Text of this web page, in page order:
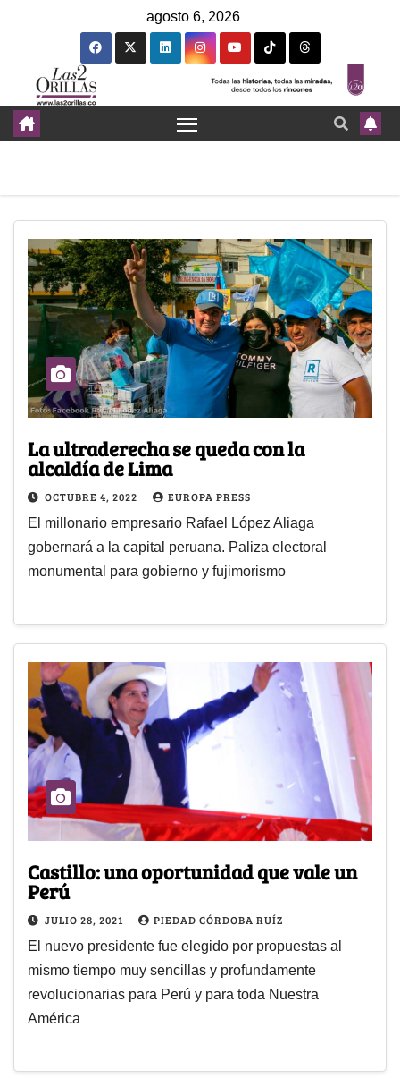
agosto 6, 2026
La ultraderecha se queda con la
alcaldía de Lima
OCTUBRE 4, 2022 EUROPA PRESS
El millonario empresario Rafael López Aliaga
gobernará a la capital peruana. Paliza electoral
monumental para gobierno y fujimorismo
Castillo: una oportunidad que vale un
Perú
JULIO 28, 2021 PIEDAD CÓRDOBA RUÍZ
El nuevo presidente fue elegido por propuestas al
mismo tiempo muy sencillas y profundamente
revolucionarias para Perú y para toda Nuestra
América